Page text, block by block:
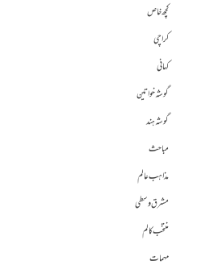
کچھ خاص
کراچی
کہانی
گوشہ خواتین
گوشہ ہند
مباحث
مذاہب عالم
مشرق وسطی
منتخب کالم
مہمات